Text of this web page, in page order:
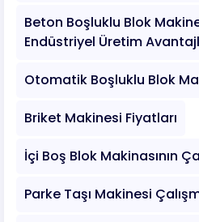
Beton Boşluklu Blok
Endüstriyel Üretim
Otomatik Boşluklu Blok
Briket Makinesi Fiyatları
İçi Boş Blok Makinasının
Parke Taşı Makinesi